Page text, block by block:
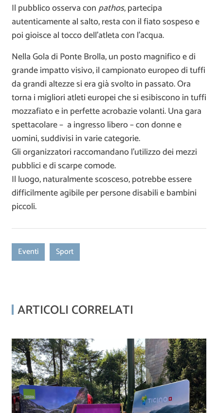
Il pubblico osserva conpathos, partecipa
autenticamente al salto, resta con il fiato sospeso e
poi gioisce al tocco dell’atleta con l’acqua.
Nella Gola di Ponte Brolla, un posto magnifico e di
grande impatto visivo, il campionato europeo di tuffi
da grandi altezze si era già svolto in passato. Ora
torna i migliori atleti europei che si esibiscono in tuffi
mozzafiato e in perfette acrobazie volanti. Una gara
spettacolare – a ingresso libero – con donne e
uomini, suddivisi in varie categorie.
Gli organizzatori raccomandano l’utilizzo dei mezzi
pubblici e di scarpe comode.
Il luogo, naturalmente scosceso, potrebbe essere
difficilmente agibile per persone disabili e bambini
piccoli.
Eventi Sport
ARTICOLI CORRELATI